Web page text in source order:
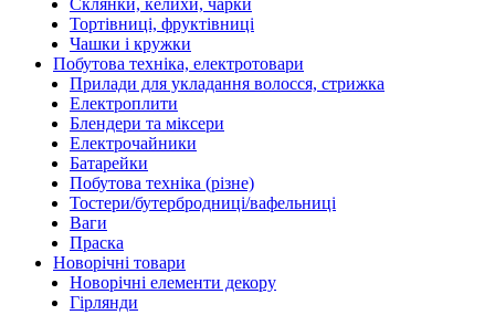
Склянки, келихи, чарки
Тортівниці, фруктівниці
Чашки і кружки
Побутова техніка, електротовари
Прилади для укладання волосся, стрижка
Електроплити
Блендери та міксери
Електрочайники
Батарейки
Побутова техніка (різне)
Тостери/бутербродниці/вафельниці
Ваги
Праска
Новорічні товари
Новорічні елементи декору
Гірлянди